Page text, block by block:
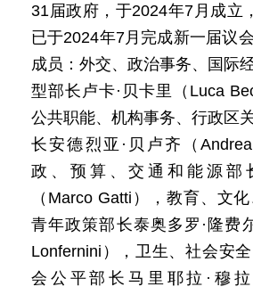
31届政府，于2024年7月成立
已于2024年7月完成新一届议
成员：外交、政治事务、国际
型部长卢卡·贝卡里（Luca
公共职能、机构事务、行政区
长安德烈亚·贝卢齐（
政、预算、交通和能源部
（Marco Gatti），教育、文
青年政策部长泰奥多罗·隆费
Lonfernini），卫生、社会安
会公平部长马里耶拉·穆拉